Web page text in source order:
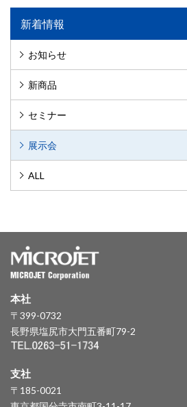
新着情報
お知らせ
新商品
セミナー
展示会
ALL
本社
〒399-0732
長野県塩尻市大門五番町79-2
支社
〒185-0021